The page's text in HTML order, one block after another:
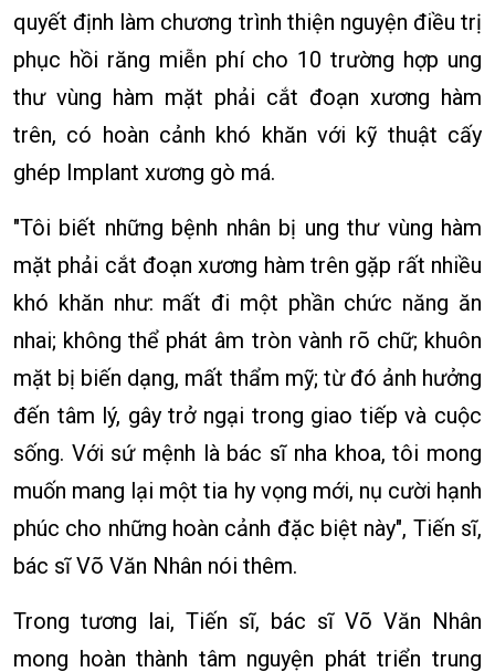
quyết định làm chương trình thiện nguyện điều trị
phục hồi răng miễn phí cho 10 trường hợp ung
thư vùng hàm mặt phải cắt đoạn xương hàm
trên, có hoàn cảnh khó khăn với kỹ thuật cấy
ghép Implant xương gò má.
"Tôi biết những bệnh nhân bị ung thư vùng hàm
mặt phải cắt đoạn xương hàm trên gặp rất nhiều
khó khăn như: mất đi một phần chức năng ăn
nhai; không thể phát âm tròn vành rõ chữ; khuôn
mặt bị biến dạng, mất thẩm mỹ; từ đó ảnh hưởng
đến tâm lý, gây trở ngại trong giao tiếp và cuộc
sống. Với sứ mệnh là bác sĩ nha khoa, tôi mong
muốn mang lại một tia hy vọng mới, nụ cười hạnh
phúc cho những hoàn cảnh đặc biệt này", Tiến sĩ,
bác sĩ Võ Văn Nhân nói thêm.
Trong tương lai, Tiến sĩ, bác sĩ Võ Văn Nhân
mong hoàn thành tâm nguyện phát triển trung